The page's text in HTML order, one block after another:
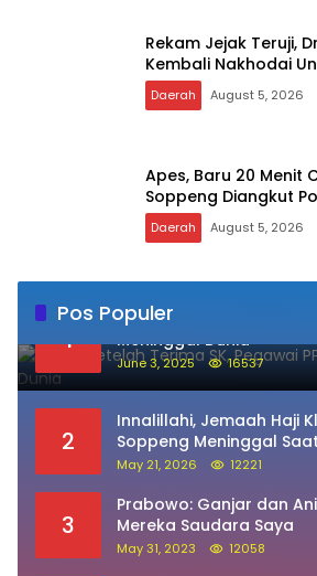
Rekam Jejak Teruji,
Kembali Nakhodai
Daerah August 5, 2026
Apes, Baru 20 Menit
Soppeng Diangkut
Daerah August 5, 2026
Pos Populer
1
Sehari Setelah Terima SK,
Meninggal Dunia
June 3, 2025 16537
2
Innalillahi, Jemaah Haji
Soppeng Meninggal
May 21, 2026 12221
3
Prabowo: Ganjar dan
Mereka Saudara Saya
May 31, 2023 12058